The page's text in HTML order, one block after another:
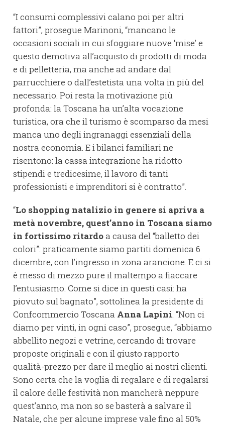
“I consumi complessivi calano poi per altri
fattori”, prosegue Marinoni, “mancano le
occasioni sociali in cui sfoggiare nuove ‘mise’ e
questo demotiva all’acquisto di prodotti di moda
e di pelletteria, ma anche ad andare dal
parrucchiere o dall’estetista una volta in più del
necessario. Poi resta la motivazione più
profonda: la Toscana ha un’alta vocazione
turistica, ora che il turismo è scomparso da mesi
manca uno degli ingranaggi essenziali della
nostra economia. E i bilanci familiari ne
risentono: la cassa integrazione ha ridotto
stipendi e tredicesime, il lavoro di tanti
professionisti e imprenditori si è contratto”.
“Lo shopping natalizio in genere si apriva a
metà novembre, quest’anno in Toscana siamo
in fortissimo ritardoa causa del “balletto dei
colori”: praticamente siamo partiti domenica 6
dicembre, con l’ingresso in zona arancione. E ci si
è messo di mezzo pure il maltempo a fiaccare
l’entusiasmo. Come si dice in questi casi: ha
piovuto sul bagnato”, sottolinea la presidente di
Confcommercio Toscana Anna Lapini. “Non ci
diamo per vinti, in ogni caso”, prosegue, “abbiamo
abbellito negozi e vetrine, cercando di trovare
proposte originali e con il giusto rapporto
qualità-prezzo per dare il meglio ai nostri clienti.
Sono certa che la voglia di regalare e di regalarsi
il calore delle festività non mancherà neppure
quest’anno, ma non so se basterà a salvare il
Natale, che per alcune imprese vale fino al 50%